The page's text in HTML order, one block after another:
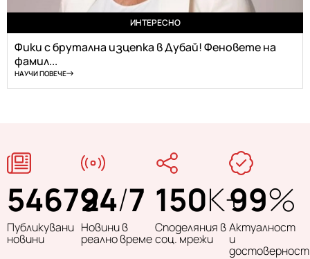
ИНТЕРЕСНО
Фики с брутална изцепка в Дубай! Феновете на
фамил...
НАУЧИ ПОВЕЧЕ
54679
Публикувани
новини
24/7
Новини в
реално време
150K+
Споделяния в
соц. мрежи
99%
Актуалност
и
достоверност